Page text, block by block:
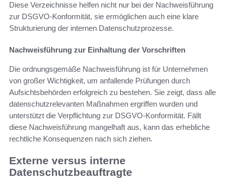
Diese Verzeichnisse helfen nicht nur bei der Nachweisführung
zur DSGVO-Konformität, sie ermöglichen auch eine klare
Strukturierung der internen Datenschutzprozesse.
Nachweisführung zur Einhaltung der Vorschriften
Die ordnungsgemäße Nachweisführung ist für Unternehmen
von großer Wichtigkeit, um anfallende Prüfungen durch
Aufsichtsbehörden erfolgreich zu bestehen. Sie zeigt, dass alle
datenschutzrelevanten Maßnahmen ergriffen wurden und
unterstützt die Verpflichtung zur DSGVO-Konformität. Fällt
diese Nachweisführung mangelhaft aus, kann das erhebliche
rechtliche Konsequenzen nach sich ziehen.
Externe versus interne
Datenschutzbeauftragte